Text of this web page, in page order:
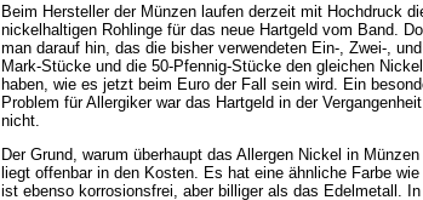
Beim Hersteller der Münzen laufen derzeit mit Hochdruck
nickelhaltigen Rohlinge für das neue Hartgeld vom Band.
man darauf hin, das die bisher verwendeten Ein-, Zwei-,
Mark-Stücke und die 50-Pfennig-Stücke den gleichen
haben, wie es jetzt beim Euro der Fall sein wird. Ein
Problem für Allergiker war das Hartgeld in der
nicht.
Der Grund, warum überhaupt das Allergen Nickel in
liegt offenbar in den Kosten. Es hat eine ähnliche Farbe wie
ist ebenso korrosionsfrei, aber billiger als das Edelmetall.